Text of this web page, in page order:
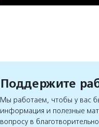
Поддержите
Мы работаем, чтобы у вас
информация и полезные
вопросу в